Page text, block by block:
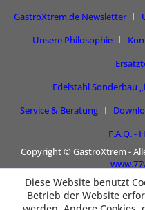
GastroXtrem.de Newsletter
Unsere Philosophie
Edelstahl Sonderbau
Service & Beratung
F.A.Q. -
Copyright © GastroXtrem -
Diese Website benutzt
Betrieb der Website